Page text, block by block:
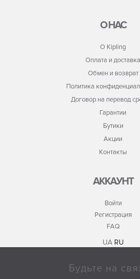
О НАС
О Kipling
Оплата и доставка
Обмен и возврат
Политика
Договор на перевод
Гарантии
Бутики
Акции
Контакты
АККАУНТ
Войти
Регистрация
FAQ
UA RU
Будьте на